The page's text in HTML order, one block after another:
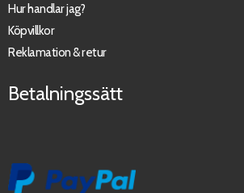
Hur handlar jag?
Köpvillkor
Reklamation & retur
Betalningssätt